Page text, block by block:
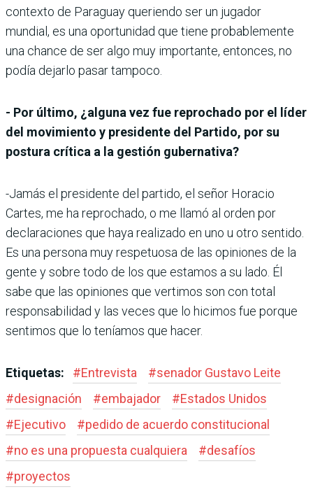
contexto de Paraguay queriendo ser un jugador
mundial, es una oportunidad que tiene probablemente
una chance de ser algo muy importante, entonces, no
podía dejarlo pasar tampoco.
- Por último, ¿alguna vez fue reprochado por el líder
del movimiento y presidente del Partido, por su
postura crítica a la gestión gubernativa?
-Jamás el presidente del partido, el señor Horacio
Cartes, me ha reprochado, o me llamó al orden por
declaraciones que haya realizado en uno u otro sentido.
Es una persona muy respetuosa de las opiniones de la
gente y sobre todo de los que estamos a su lado. Él
sabe que las opiniones que vertimos son con total
responsabilidad y las veces que lo hicimos fue porque
sentimos que lo teníamos que hacer.
Etiquetas: #Entrevista #senador Gustavo Leite
#designación #embajador #Estados Unidos
#Ejecutivo #pedido de acuerdo constitucional
#no es una propuesta cualquiera #desafíos
#proyectos